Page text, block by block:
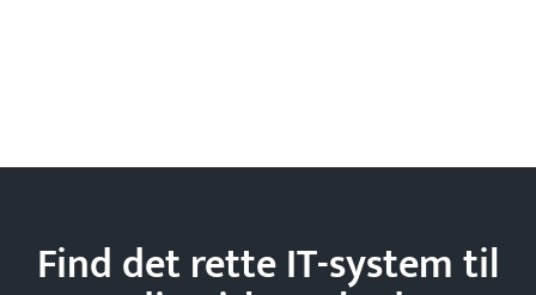
Find det rette IT-system til